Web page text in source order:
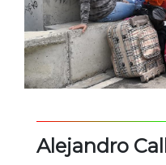
Alejandro